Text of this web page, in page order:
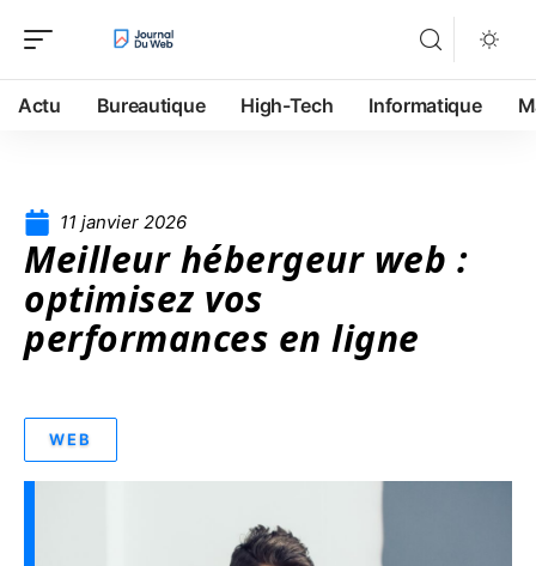
Actu Bureautique High-Tech Informatique
11 janvier 2026
Meilleur hébergeur web :
optimisez vos
performances en ligne
WEB